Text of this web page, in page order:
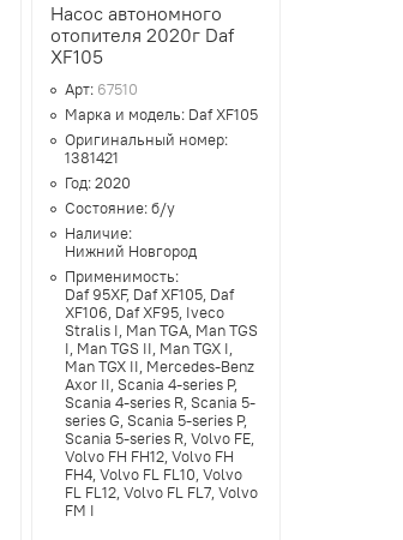
Насос автономного
отопителя 2020г Daf
XF105
Арт: 67510
Марка и модель: Daf XF105
Оригинальный номер:
1381421
Год:2020
Состояние:б/у
Наличие:
Нижний Новгород
Применимость:
Daf 95XF, Daf XF105, Daf
XF106, Daf XF95, Iveco
Stralis I, Man TGA, Man TGS
I, Man TGS II, Man TGX I,
Man TGX II, Mercedes-Benz
Axor II, Scania 4-series P,
Scania 4-series R, Scania 5-
series G, Scania 5-series P,
Scania 5-series R, Volvo FE,
Volvo FH FH12, Volvo FH
FH4, Volvo FL FL10, Volvo
FL FL12, Volvo FL FL7, Volvo
FM I